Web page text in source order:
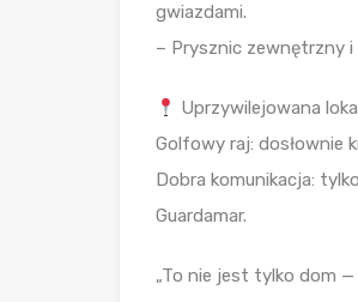
gwiazdami.
– Prysznic zewnętrzny
Uprzywilejowana
Golfowy raj: dosłownie
Dobra komunikacja:
Guardamar.
„To nie jest tylko dom